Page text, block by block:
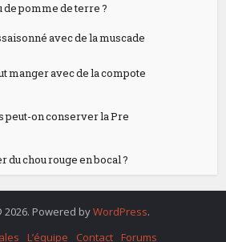
de pomme de terre ?
avec de la muscade
manger avec de la compote
peut-on conserver la Pre
du chou rouge en bocal ?
Powered byWordPress.
L’équipe Contact Forums